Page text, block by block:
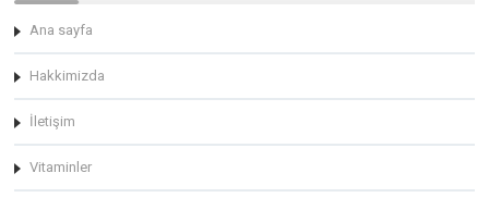
Ana sayfa
Hakkimizda
İletişim
Vitaminler